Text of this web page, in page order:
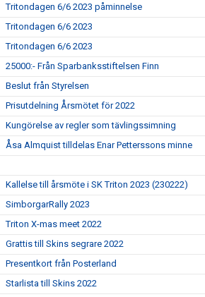
Tritondagen 6/6 2023 påminnelse
Tritondagen 6/6 2023
Tritondagen 6/6 2023
25000:- Från Sparbanksstiftelsen Finn
Beslut från Styrelsen
Prisutdelning Årsmötet för 2022
Kungörelse av regler som tävlingssimning
Åsa Almquist tilldelas Enar Petterssons minne
Kallelse till årsmöte i SK Triton 2023 (230222)
SimborgarRally 2023
Triton X-mas meet 2022
Grattis till Skins segrare 2022
Presentkort från Posterland
Starlista till Skins 2022